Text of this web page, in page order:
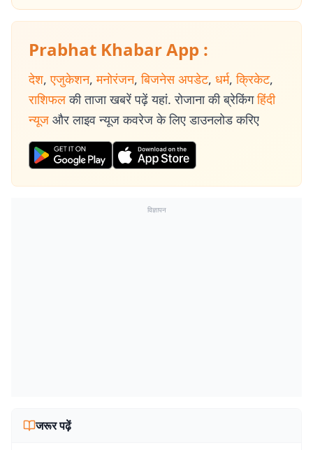
Prabhat Khabar App :
देश, एजुकेशन, मनोरंजन, बिजनेस अपडेट, धर्म, क्रिकेट,
राशिफल की ताजा खबरें पढ़ें यहां. रोजाना की ब्रेकिंग हिंदी
न्यूज और लाइव न्यूज कवरेज के लिए डाउनलोड करिए
विज्ञापन
जरूर पढ़ें